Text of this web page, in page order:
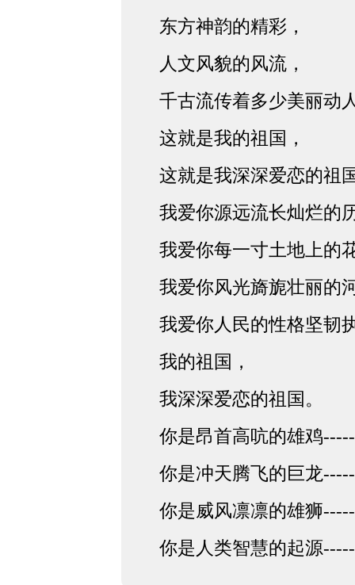
东方神韵的精彩，
人文风貌的风流，
千古流传着多少美丽动
这就是我的祖国，
这就是我深深爱恋的祖
我爱你源远流长灿烂的
我爱你每一寸土地上的
我爱你风光旖旎壮丽的
我爱你人民的性格坚韧
我的祖国，
我深深爱恋的祖国。
你是昂首高吭的雄鸡
你是冲天腾飞的巨龙
你是威风凛凛的雄狮
你是人类智慧的起源